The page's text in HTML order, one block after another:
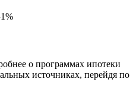
о программах ипотеки
источниках, перейдя по